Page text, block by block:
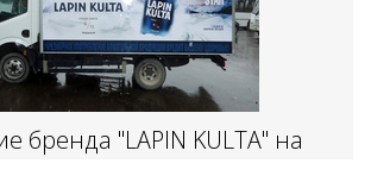
бренда "LAPIN KULTA" на